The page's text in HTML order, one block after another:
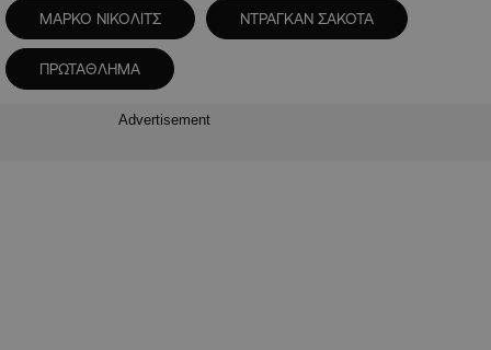
ΜΑΡΚΟ ΝΙΚΟΛΙΤΣ ΝΤΡΑΓΚΑΝ ΣΑΚΟΤΑ
ΠΡΩΤΑΘΛΗΜΑ
Advertisement